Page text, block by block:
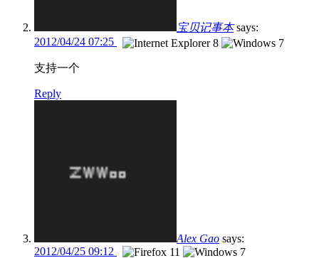
宝贝记事本 says:
2012/04/24 07:25
支持一个
Reply
Alex Gao says:
2012/04/25 09:12